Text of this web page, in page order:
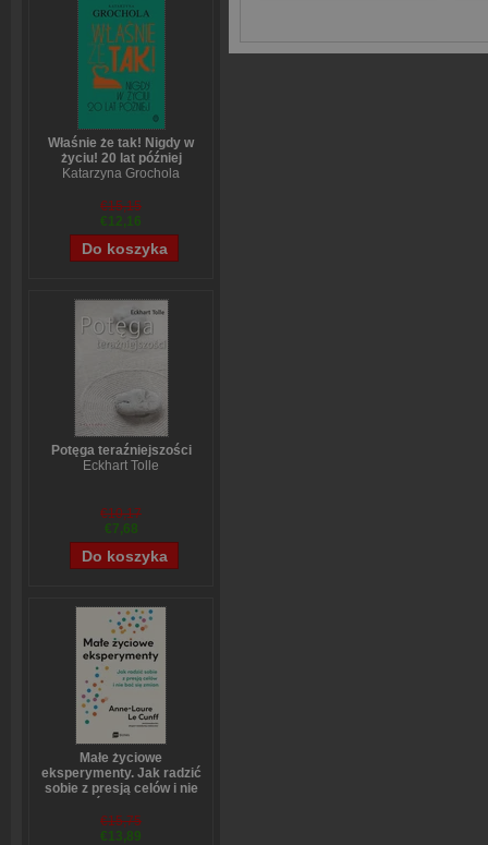
Właśnie że tak! Nigdy w
życiu! 20 lat później
Katarzyna Grochola
€15,15
€12,16
Potęga teraźniejszości
Eckhart Tolle
€10,17
€7,68
Małe życiowe
eksperymenty. Jak radzić
sobie z presją celów i nie
Anne-Laure LeCunff
€15,75
€13,89